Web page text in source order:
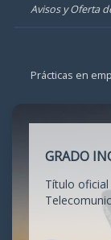
Avisos y Oferta
Prácticas en
GRADO
Título oficial